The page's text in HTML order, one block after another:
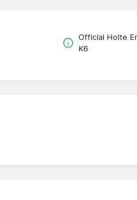
Official Holte
K6